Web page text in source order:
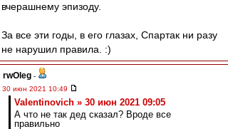
вчерашнему эпизоду.
За все эти годы, в его глазах, Спартак ни разу
не нарушил правила. :)
rwOleg -
30 июн 2021 10:49
Valentinovich » 30 июн 2021 09:05
А что не так дед сказал? Вроде все
правильно